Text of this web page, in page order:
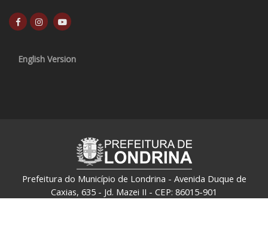
English Version
Prefeitura do Município de Londrina - Avenida Duque de
Caxias, 635 - Jd. Mazei II - CEP: 86015-901